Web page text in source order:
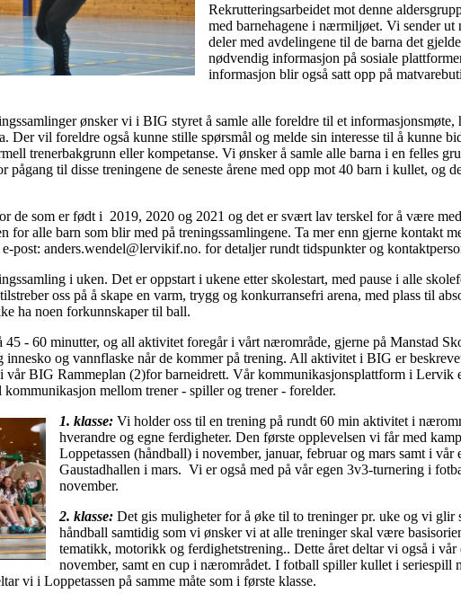
Rekrutteringsarbeidet mot denne
med barnehagene i nærmiljøet. Vi sender ut
deler med avdelingene til de barna det
nødvendig informasjon på sosiale
informasjon blir også satt opp på
ønsker vi i BIG styret å samle alle foreldre til et
Der vil foreldre også kunne stille spørsmål og melde sin interesse til å kunne
trenerbakgrunn eller kompetanse. Vi ønsker å samle alle barna i en felles
pågang til disse treningene de seneste årene med opp mot 40 barn i kullet, og
de som er født i 2019, 2020 og 2021 og det er svært lav terskel for å være
for alle barn som blir med på treningssamlingene. Ta mer enn gjerne kontakt
post: anders.wendel@lervikif.no. for detaljer rundt tidspunkter og
i uken. Det er oppstart i ukene etter skolestart, med pause i alle
oss på å skape en varm, trygg og konkurransefri arena, med plass til
ha noen forkunnskaper til ball.
45 - 60 minutter, og all aktivitet foregår i vårt nærområde, gjerne på Manstad
innesko og vannflaske når de kommer på trening. All aktivitet i BIG er
vår BIG Rammeplan (2)for barneidrett. Vår kommunikasjonsplattform i Lervik
mellom trener - spiller og trener - forelder.
1. klasse: Vi holder oss til en trening på rundt 60 min aktivitet i
hverandre og egne ferdigheter. Den første opplevelsen vi får med
Loppetassen (håndball) i november, januar, februar og mars samt i
Gaustadhallen i mars. Vi er også med på vår egen 3v3-turnering i
november.
2. klasse: Det gis muligheter for å øke til to treninger pr. uke og vi glir
håndball samtidig som vi ønsker vi at alle treninger skal være
tematikk, motorikk og ferdighetstrening.. Dette året deltar vi også i
november, samt en cup i nærområdet. I fotball spiller kullet i seriespill
vi i Loppetassen på samme måte som i første klasse.